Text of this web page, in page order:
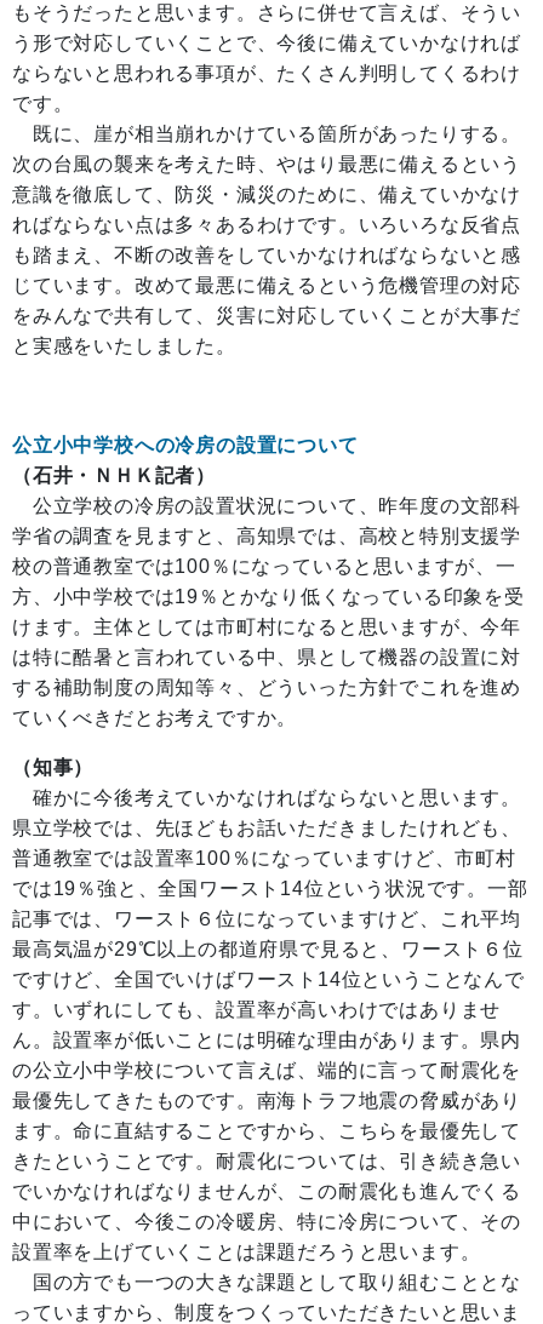
もそうだったと思います。さらに併せて言えば、そうい
う形で対応していくことで、今後に備えていかなければ
ならないと思われる事項が、たくさん判明してくるわけ
です。
既に、崖が相当崩れかけている箇所があったりする。
次の台風の襲来を考えた時、やはり最悪に備えるという
意識を徹底して、防災・減災のために、備えていかなけ
ればならない点は多々あるわけです。いろいろな反省点
も踏まえ、不断の改善をしていかなければならないと感
じています。改めて最悪に備えるという危機管理の対応
をみんなで共有して、災害に対応していくことが大事だ
と実感をいたしました。
公立小中学校への冷房の設置について
（石井・ＮＨＫ記者）
公立学校の冷房の設置状況について、昨年度の文部科
学省の調査を見ますと、高知県では、高校と特別支援学
校の普通教室では100％になっていると思いますが、一
方、小中学校では19％とかなり低くなっている印象を受
けます。主体としては市町村になると思いますが、今年
は特に酷暑と言われている中、県として機器の設置に対
する補助制度の周知等々、どういった方針でこれを進め
ていくべきだとお考えですか。
（知事）
確かに今後考えていかなければならないと思います。
県立学校では、先ほどもお話いただきましたけれども、
普通教室では設置率100％になっていますけど、市町村
では19％強と、全国ワースト14位という状況です。一部
記事では、ワースト６位になっていますけど、これ平均
最高気温が29℃以上の都道府県で見ると、ワースト６位
ですけど、全国でいけばワースト14位ということなんで
す。いずれにしても、設置率が高いわけではありませ
ん。設置率が低いことには明確な理由があります。県内
の公立小中学校について言えば、端的に言って耐震化を
最優先してきたものです。南海トラフ地震の脅威があり
ます。命に直結することですから、こちらを最優先して
きたということです。耐震化については、引き続き急い
でいかなければなりませんが、この耐震化も進んでくる
中において、今後この冷暖房、特に冷房について、その
設置率を上げていくことは課題だろうと思います。
国の方でも一つの大きな課題として取り組むこととな
っていますから、制度をつくっていただきたいと思いま